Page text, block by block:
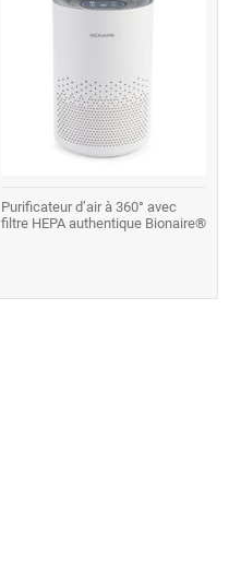
Purificateur d’air à 360° avec
filtre HEPA authentique Bionaire®